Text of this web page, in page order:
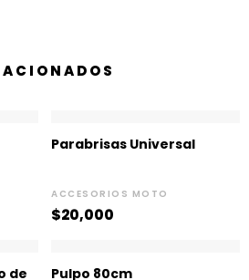
Parabrisas Universal
ACCESORIOS MOTO
$20,000
de Pulpo 80cm